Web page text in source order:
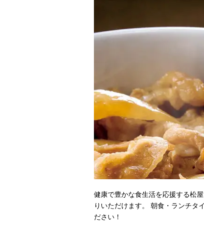
健康で豊かな食生活を応援する松
りいただけます。 朝食・ランチタ
ださい！